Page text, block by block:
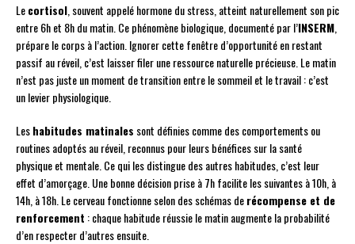
Lecortisol , souvent appelé hormone du stress, atteint naturellement son pic
entre 6h et 8h du matin. Ce phénomène biologique, documenté par l’INSERM
prépare le corps à l’action. Ignorer cette fenêtre d’opportunité en restant
passif au réveil, c’est laisser filer une ressource naturelle précieuse. Le matin
n’est pas juste un moment de transition entre le sommeil et le travail : c’est
un levier physiologique.
Leshabitudes matinales sont définies comme des comportements ou
routines adoptés au réveil, reconnus pour leurs bénéfices sur la santé
physique et mentale. Ce qui les distingue des autres habitudes, c’est leur
effet d’amorçage. Une bonne décision prise à 7h facilite les suivantes à 10h, à
14h, à 18h. Le cerveau fonctionne selon des schémas derécompense et de
renforcement : chaque habitude réussie le matin augmente la probabilité
d’en respecter d’autres ensuite.